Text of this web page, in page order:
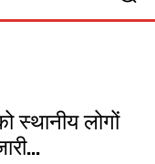
स्थानीय लोगों